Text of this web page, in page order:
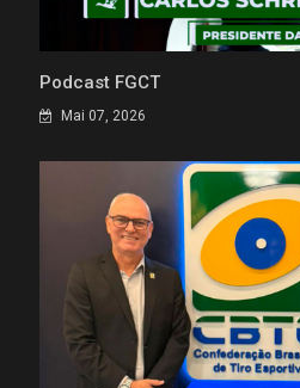
Podcast FGCT
Mai 07, 2026